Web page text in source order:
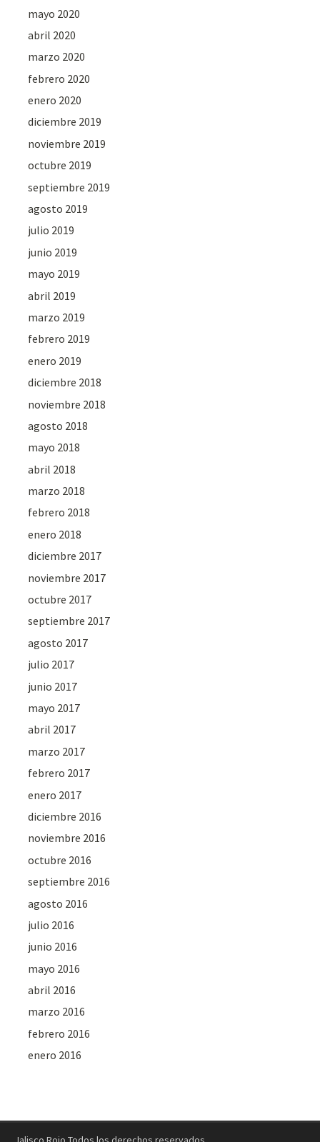
mayo 2020
abril 2020
marzo 2020
febrero 2020
enero 2020
diciembre 2019
noviembre 2019
octubre 2019
septiembre 2019
agosto 2019
julio 2019
junio 2019
mayo 2019
abril 2019
marzo 2019
febrero 2019
enero 2019
diciembre 2018
noviembre 2018
agosto 2018
mayo 2018
abril 2018
marzo 2018
febrero 2018
enero 2018
diciembre 2017
noviembre 2017
octubre 2017
septiembre 2017
agosto 2017
julio 2017
junio 2017
mayo 2017
abril 2017
marzo 2017
febrero 2017
enero 2017
diciembre 2016
noviembre 2016
octubre 2016
septiembre 2016
agosto 2016
julio 2016
junio 2016
mayo 2016
abril 2016
marzo 2016
febrero 2016
enero 2016